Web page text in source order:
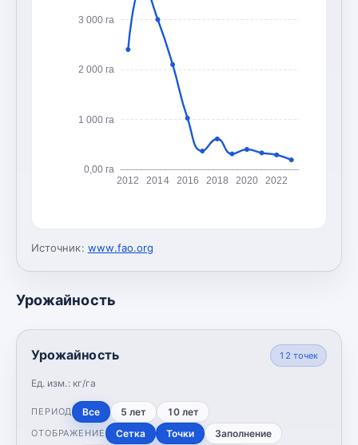
0,00 га
1 000 га
2 000 га
3 000 га
2012 2014 2016 2018 2020 2022
Источник: www.fao.org
Урожайность
Урожайность
Ед. изм.: кг/га
12 точек
ПЕРИОД Все 5 лет 10 лет
ОТОБРАЖЕНИЕ Сетка Точки Заполнение